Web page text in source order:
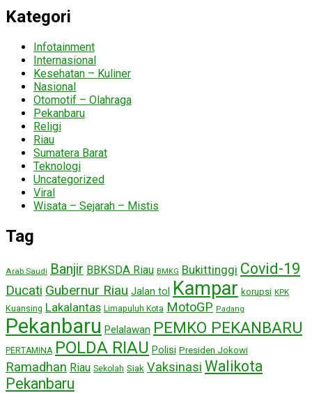
Kategori
Infotainment
Internasional
Kesehatan – Kuliner
Nasional
Otomotif – Olahraga
Pekanbaru
Religi
Riau
Sumatera Barat
Teknologi
Uncategorized
Viral
Wisata – Sejarah – Mistis
Tag
Arab Saudi Banjir BBKSDA Riau BMKG Bukittinggi Covid-19
Ducati Gubernur Riau Jalan tol Kampar korupsi KPK
Kuansing Lakalantas Limapuluh Kota MotoGP Padang
Pekanbaru Pelalawan PEMKO PEKANBARU
PERTAMINA POLDA RIAU Polisi Presiden Jokowi
Ramadhan Riau Sekolah Siak Vaksinasi Walikota
Pekanbaru